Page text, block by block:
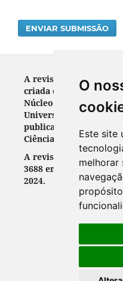
O
Este site
melhorar
ENVIAR SUBMISSÃO
A revista RELEGENS
criada em 2012.
Núcleo de Pesquisa em
Universidade Federal
publicar trabalhos
Ciências Sociais,
A revista RELEGENS
3688 encerrou suas
2024.